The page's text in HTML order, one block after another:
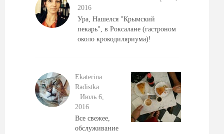
2016
Ура, Нашелся "Крымский
пекарь", в Роксалане (гастроном
около крокодиляриума)!
Ekaterina
Radistka
Июль 6,
2016
Все свежее,
обслуживание